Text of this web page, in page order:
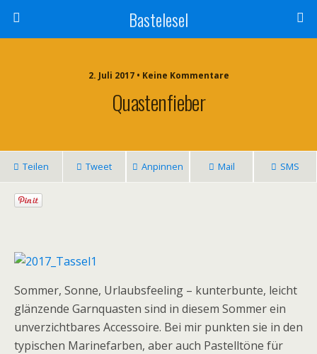
Bastelesel
2. Juli 2017 • Keine Kommentare
Quastenfieber
Teilen Tweet Anpinnen Mail SMS
Sommer, Sonne, Urlaubsfeeling – kunterbunte, leicht
glänzende Garnquasten sind in diesem Sommer ein
unverzichtbares Accessoire. Bei mir punkten sie in den
typischen Marinefarben, aber auch Pastelltöne für